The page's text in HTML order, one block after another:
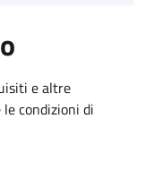
e altre
condizioni di